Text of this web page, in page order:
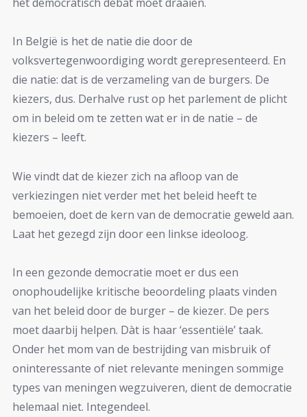
In België is het de natie die door de
volksvertegenwoordiging wordt gerepresenteerd. En
die natie: dat is de verzameling van de burgers. De
kiezers, dus. Derhalve rust op het parlement de plicht
om in beleid om te zetten wat er in de natie – de
kiezers – leeft.
Wie vindt dat de kiezer zich na afloop van de
verkiezingen niet verder met het beleid heeft te
bemoeien, doet de kern van de democratie geweld aan.
Laat het gezegd zijn door een linkse ideoloog.
In een gezonde democratie moet er dus een
onophoudelijke kritische beoordeling plaats vinden
van het beleid door de burger – de kiezer. De pers
moet daarbij helpen. Dàt is haar ‘essentiële’ taak.
Onder het mom van de bestrijding van misbruik of
oninteressante of niet relevante meningen sommige
types van meningen wegzuiveren, dient de democratie
helemaal niet. Integendeel.